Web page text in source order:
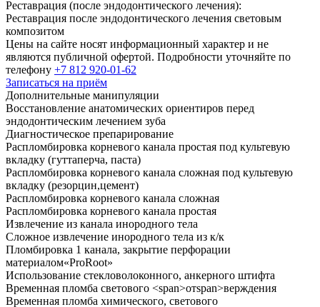
Реставрация (после эндодонтического лечения):
Реставрация после эндодонтического лечения световым
композитом
Цены на сайте носят информационный характер и не
являются публичной офертой. Подробности уточняйте по
телефону +7 812 920-01-62
Записаться на приём
Дополнительные манипуляции
Восстановление анатомических ориентиров перед
эндодонтическим лечением зуба
Диагностическое препарирование
Распломбировка корневого канала простая под культевую
вкладку (гуттаперча, паста)
Распломбировка корневого канала сложная под культевую
вкладку (резорцин,цемент)
Распломбировка корневого канала сложная
Распломбировка корневого канала простая
Извлечение из канала инородного тела
Сложное извлечение инородного тела из к/к
Пломбировка 1 канала, закрытие перфорации
материалом«ProRoot»
Использование стекловолоконного, анкерного штифта
Временная пломба светового <span>отspan>верждения
Временная пломба химического, светового